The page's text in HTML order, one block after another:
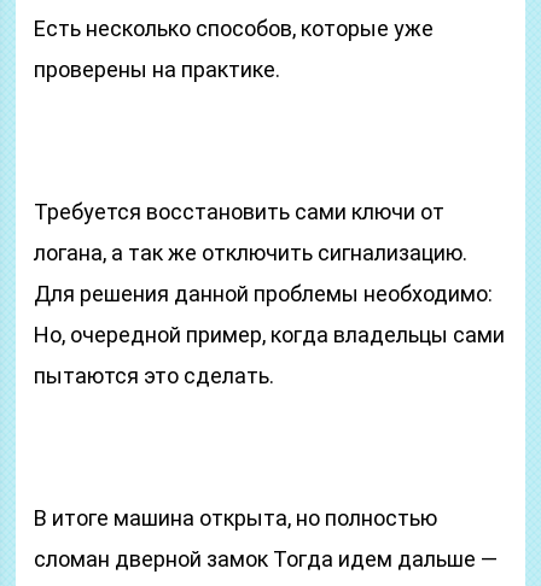
Есть несколько способов, которые уже
проверены на практике.
Требуется восстановить сами ключи от
логана, а так же отключить сигнализацию.
Для решения данной проблемы необходимо:
Но, очередной пример, когда владельцы сами
пытаются это сделать.
В итоге машина открыта, но полностью
сломан дверной замок Тогда идем дальше —